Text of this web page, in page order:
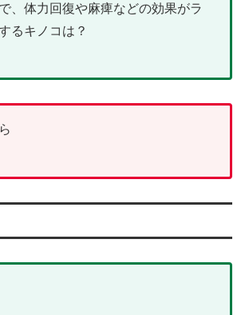
、体力回復や麻痺などの効果がラ
るキノコは？